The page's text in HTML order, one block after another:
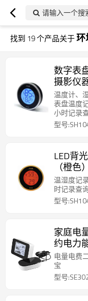
请输入一个搜
找到 19个产品关于环
数字表
摄影仪
48h记
温度计、
表盘温度
小时记录
型号
LED背
（橙色）
温湿度记
时记录查
型号
家庭电
约电力
显示直
电量电费
宝
型号